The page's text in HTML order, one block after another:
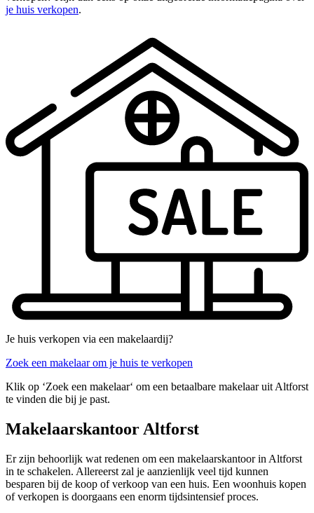
je huis verkopen.
Je huis verkopen via een makelaardij?
Zoek een makelaar om je huis te verkopen
Klik op ‘Zoek een makelaar‘ om een betaalbare makelaar uit Altforst
te vinden die bij je past.
Makelaarskantoor Altforst
Er zijn behoorlijk wat redenen om een makelaarskantoor in Altforst
in te schakelen. Allereerst zal je aanzienlijk veel tijd kunnen
besparen bij de koop of verkoop van een huis. Een woonhuis kopen
of verkopen is doorgaans een enorm tijdsintensief proces.